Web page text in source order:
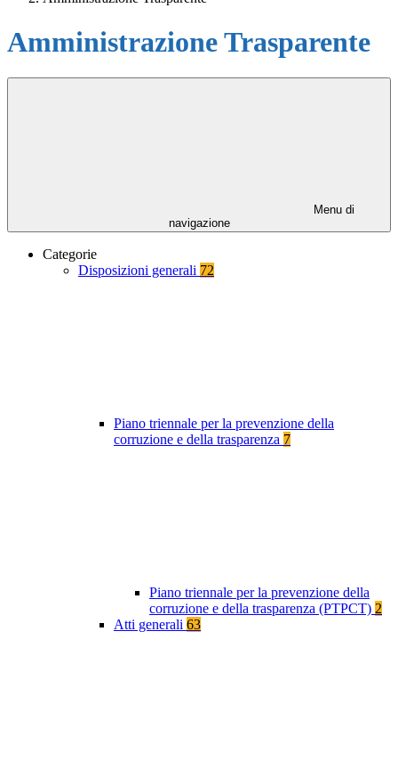
Amministrazione Trasparente
Menu di
navigazione
Categorie
Disposizioni generali 72
Piano triennale per la prevenzione della
corruzione e della trasparenza 7
Piano triennale per la prevenzione della
corruzione e della trasparenza (PTPCT) 2
Atti generali 63